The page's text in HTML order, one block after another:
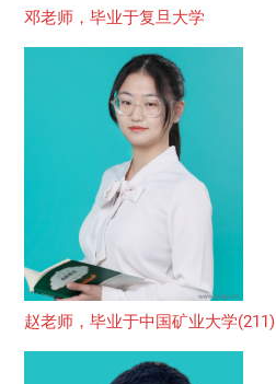
邓老师，毕业于复旦大学
赵老师，毕业于中国矿业大学(211)